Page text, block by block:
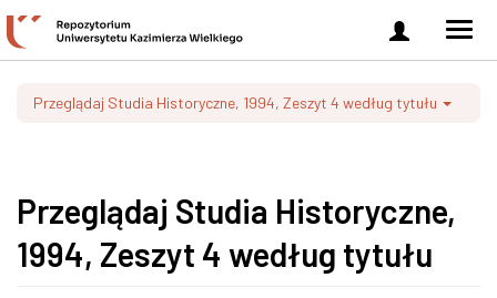
Zaloguj
się
Przeglądaj Studia Historyczne, 1994, Zeszyt 4 według tytułu
Przeglądaj Studia Historyczne,
1994, Zeszyt 4 według tytułu